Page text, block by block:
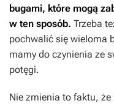
bugami, które mogą
w ten sposób. Trzeba
pochwalić się wieloma
mamy do czynienia ze
potęgi.
Nie zmienia to faktu, że